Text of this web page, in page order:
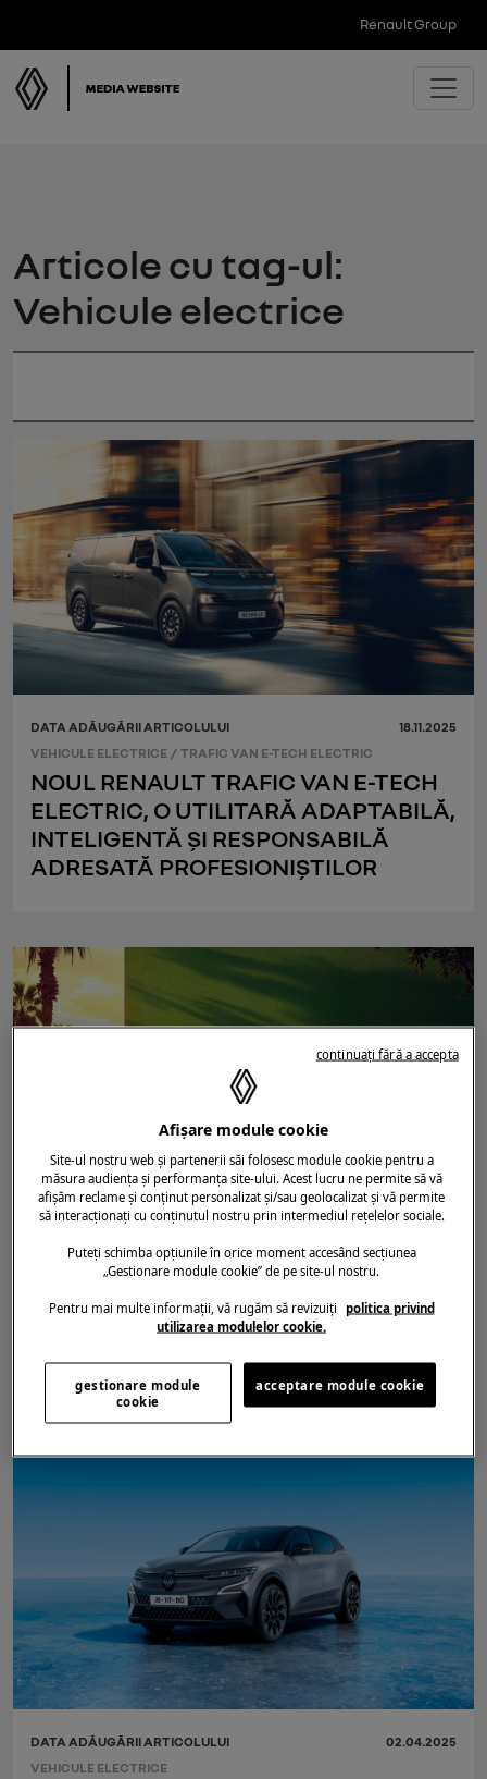
Renault Group
Articole cu tag-ul:
Vehicule electrice
DATA ADĂUGĂRII ARTICOLULUI
18.11.2025
VEHICULE ELECTRICE / TRAFIC VAN E-TECH ELECTRIC
NOUL RENAULT TRAFIC VAN E-TECH
ELECTRIC, O UTILITARĂ ADAPTABILĂ,
INTELIGENTĂ ȘI RESPONSABILĂ
ADRESATĂ PROFESIONIȘTILOR
VEHICULE ELECTRICE / DESIGN / MOTORIZARE /
TWINGO E-TECH ELECTRIC
RENAULT TWINGO E-TECH ELECTRIC:
REVENIREA UNUI MODEL ICONIC,
REVOLUTIA UNUI SEGMENT
DATA ADĂUGĂRII ARTICOLULUI
02.04.2025
VEHICULE ELECTRICE
Afișare module cookie
Site-ul nostru web și partenerii săi folosesc module cookie pentru a
măsura audiența și performanța site-ului. Acest lucru ne permite să vă
afișăm reclame și conținut personalizat și/sau geolocalizat și vă permite
să interacționați cu conținutul nostru prin intermediul rețelelor sociale.
Puteți schimba opțiunile în orice moment accesând secțiunea
„Gestionare module cookie” de pe site-ul nostru.
Pentru mai multe informații, vă rugăm să revizuiți politica privind
utilizarea modulelor cookie.
acceptare module cookie
gestionare module
cookie
continuați fără a accepta